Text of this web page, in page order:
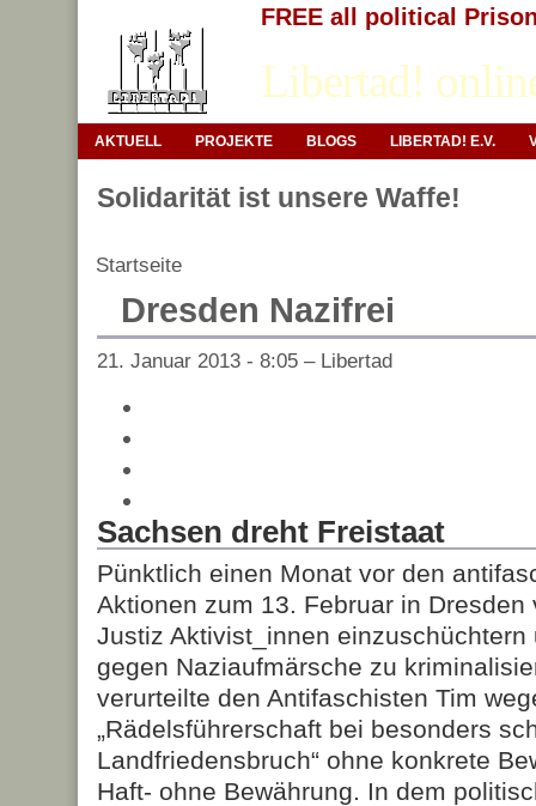
FREE all political
Libertad!
AKTUELL PROJEKTE BLOGS LIBERTAD! E.V.
Solidarität ist unsere Waffe!
Startseite
Dresden Nazifrei
21. Januar 2013 - 8:05 – Libertad
Sachsen dreht Freistaat
Pünktlich einen Monat vor den
Aktionen zum 13. Februar in
Justiz Aktivist_innen einzuschüchtern
gegen Naziaufmärsche zu
verurteilte den Antifaschisten Tim
„Rädelsführerschaft bei besonders
Landfriedensbruch“ ohne konkrete
Haft- ohne Bewährung. In dem